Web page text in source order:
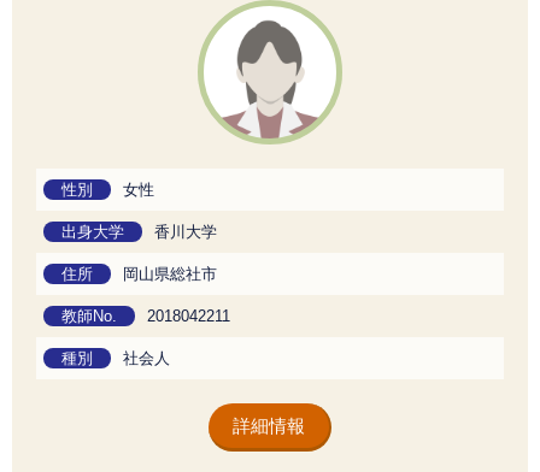
性別 女性
出身大学 香川大学
住所 岡山県総社市
教師No. 2018042211
種別 社会人
詳細情報